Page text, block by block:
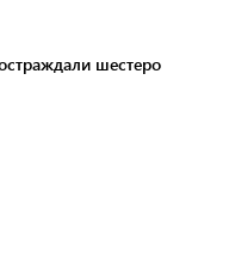
шестеро